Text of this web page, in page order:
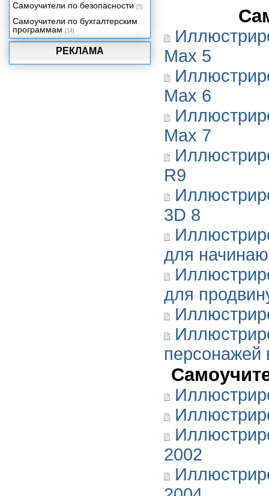
Max 5
Max 6
Max 7
R9
3D 8
для
для
персонажей
2002
РЕКЛАМА
Самоучители по безопасности [5]
Самоучители по бухгалтерским
программам [14]